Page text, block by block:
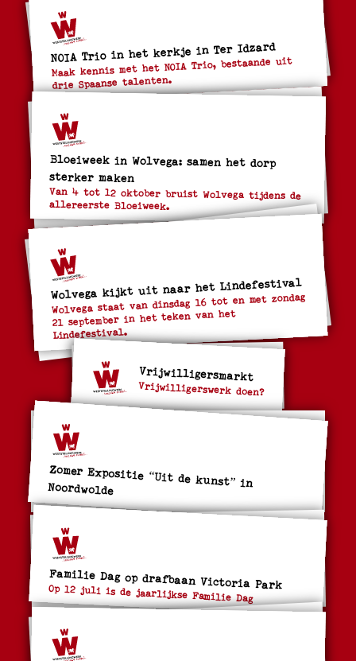
NOIA Trio in het kerkje in Ter Idzard
Maak kennis met het NOIA Trio, bestaande uit
drie Spaanse talenten.
Bloeiweek in Wolvega: samen het dorp
sterker maken
Van 4 tot 12 oktober bruist Wolvega tijdens de
allereerste Bloeiweek.
Wolvega kijkt uit naar het Lindefestival
Wolvega staat van dinsdag 16 tot en met zondag
21 september in het teken van het
Lindefestival.
Vrijwilligersmarkt
Vrijwilligerswerk doen?
Zomer Expositie “Uit de kunst” in
Noordwolde
Familie Dag op drafbaan Victoria Park
Op 12 juli is de jaarlijkse Familie Dag